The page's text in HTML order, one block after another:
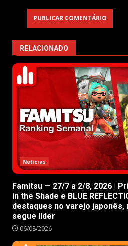
RELACIONADO
Notícias
Famitsu — 27/7 a 2/8, 2026 |
in the Shade e BLUE
destaques no varejo japonês,
segue líder
06/08/2026